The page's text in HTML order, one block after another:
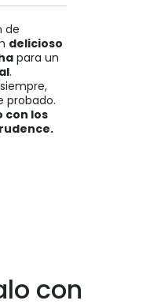
de
delicioso
para un
.
probado.
con los
con